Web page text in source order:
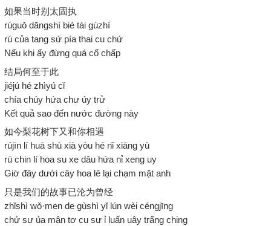
如果当时别太固执
rúguǒ dāngshí bié tài gùzhí
rú của tang sứ pía thai cu chứ
Nếu khi ấy đừng quá cố chấp
结局何至于此
jiéjú hé zhìyú cǐ
chía chúy hứa chư úy trử
Kết quả sao đến nước đường này
如今梨花树下又和你相遇
rújīn lí huā shù xià yòu hé nǐ xiāng yù
rú chin lí hoa su xe dâu hứa nỉ xeng uy
Giờ đây dưới cây hoa lê lại chạm mặt anh
只是我们的故事已沦为曾经
zhǐshì wǒ·men de gùshì yǐ lún wèi céngjīng
chử sư ủa mân tơ cu sư ỉ luấn uây trấng ching